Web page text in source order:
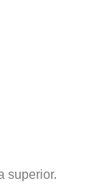
superior.